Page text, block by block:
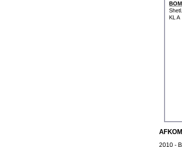
Shetl.
KL A
AFKOM
2010 -